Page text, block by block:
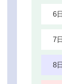
6
7
8